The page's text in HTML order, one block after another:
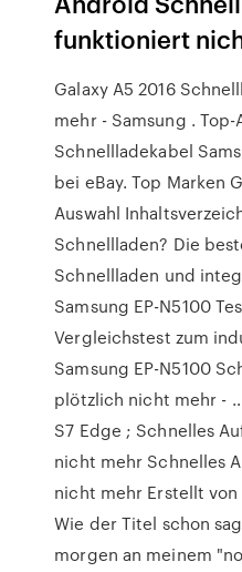
funktioniert
Galaxy A5 2016
mehr - Samsung .
Schnellladekabel
bei eBay. Top Marken
Auswahl
Schnellladen? Die
Schnellladen und
Samsung EP-N5100
Vergleichstest zum
Samsung EP-N5100
plötzlich nicht mehr -
S7 Edge ; Schnelles
nicht mehr Schnelles
nicht mehr Erstellt von
Wie der Titel schon
morgen an meinem